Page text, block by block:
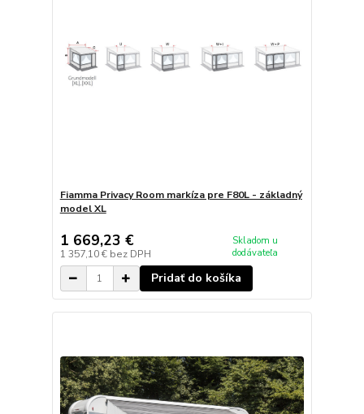
Fiamma Privacy Room markíza pre F80L - základný
model XL
1 669,23 €
1 357,10 € bez DPH
Skladom u
dodávateľa
Pridať do košíka